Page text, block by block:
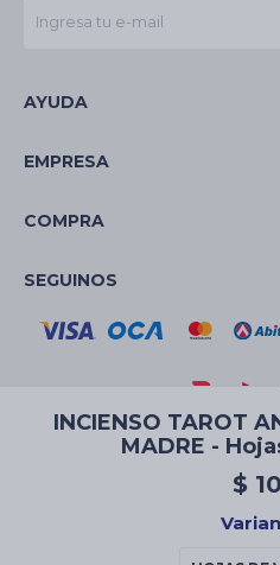
INCIENSO TAROT
MADRE -
$
AYUDA
EMPRESA
COMPRA
SEGUINOS
© Copyright 2026 / La Casa de las